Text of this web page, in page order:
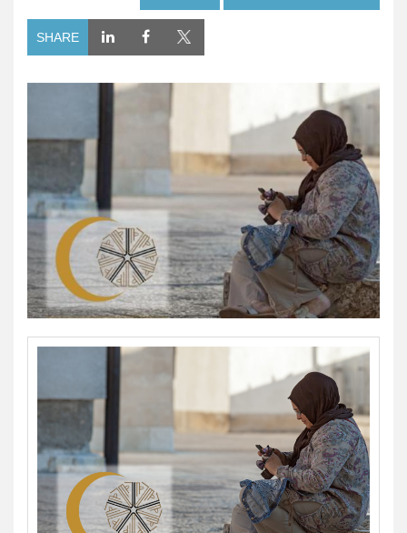
SHARE